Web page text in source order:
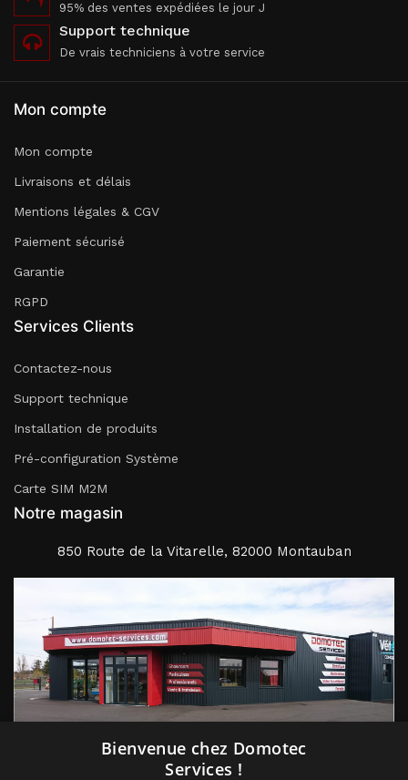
95% des ventes expédiées le jour J
Support technique
De vrais techniciens à votre service
Mon compte
Mon compte
Livraisons et délais
Mentions légales & CGV
Paiement sécurisé
Garantie
RGPD
Services Clients
Contactez-nous
Support technique
Installation de produits
Pré-configuration Système
Carte SIM M2M
Notre magasin
850 Route de la Vitarelle, 82000 Montauban
Suivez nous
Bienvenue chez Domotec
Services !